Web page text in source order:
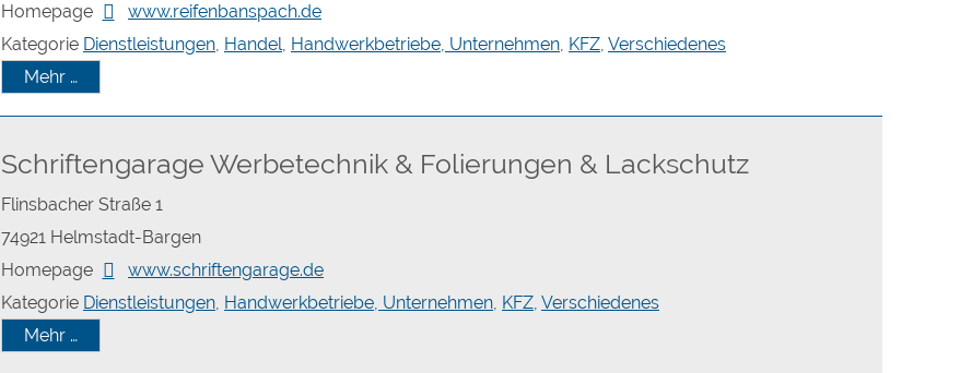
Homepage
www.reifenbanspach.de
Kategorie Dienstleistungen, Handel, Handwerkbetriebe, Unternehmen, KFZ, Verschiedenes
Mehr …
Schriftengarage Werbetechnik & Folierungen & Lackschutz
Flinsbacher Straße 1
74921 Helmstadt-Bargen
Homepage
www.schriftengarage.de
Kategorie Dienstleistungen, Handwerkbetriebe, Unternehmen, KFZ, Verschiedenes
Mehr …